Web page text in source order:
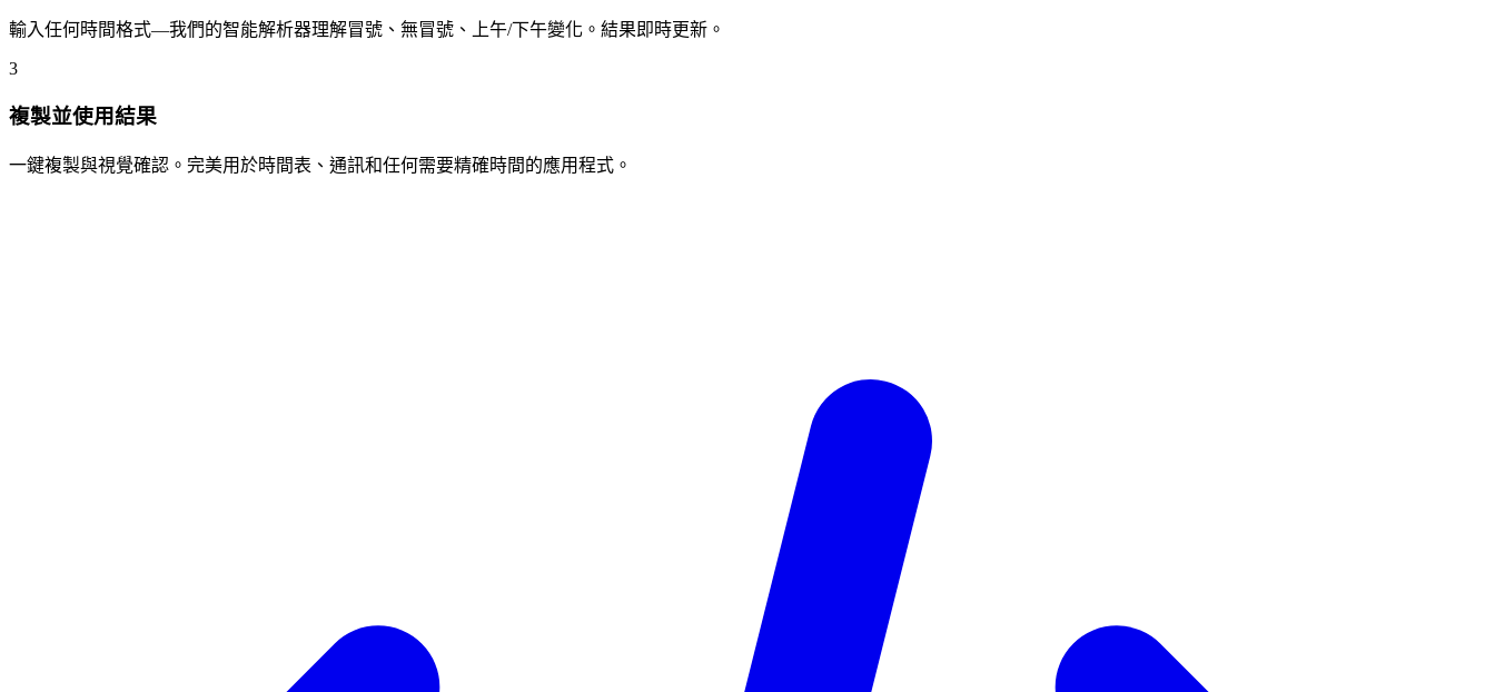
輸入任何時間格式—我們的智能解析器理解冒號、無冒號、上午/下午變化。結果即時更新。
3
複製並使用結果
一鍵複製與視覺確認。完美用於時間表、通訊和任何需要精確時間的應用程式。